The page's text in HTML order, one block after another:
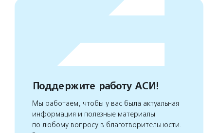
Поддержите работу АСИ!
Мы работаем, чтобы у вас была актуальная
информация и полезные материалы
по любому вопросу в благотворительности.